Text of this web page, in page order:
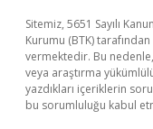
Sitemiz, 5651 Sayılı
Kurumu (BTK)
vermektedir. Bu
veya araştırma
yazdıkları içeriklerin
bu sorumluluğu kabul